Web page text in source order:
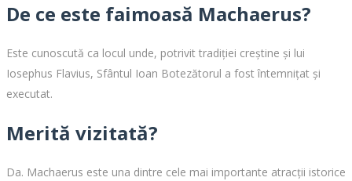
De ce este faimoasă Machaerus?
Este cunoscută ca locul unde, potrivit tradiției creștine și lui
Iosephus Flavius, Sfântul Ioan Botezătorul a fost întemnițat și
executat.
Merită vizitată?
Da. Machaerus este una dintre cele mai importante atracții istorice